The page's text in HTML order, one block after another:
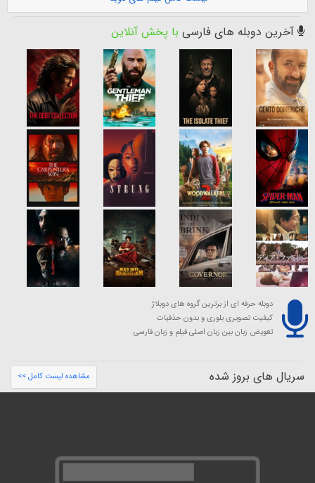
آخرین دوبله های فارسی با پخش آنلاین
دوبله حرفه ای از برترین گروه های دوبلاژ
کیفیت تصویری بلوری و بدون حذفیات
تعویض زبان بین زبان اصلی فیلم و زبان فارسی
سریال های بروز شده مشاهده لیست کامل >>